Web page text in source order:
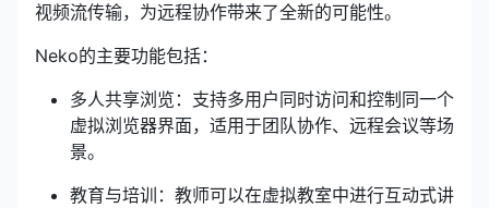
视频流传输，为远程协作带来了全新的可能性。
Neko的主要功能包括：
多人共享浏览：支持多用户同时访问和控制同一个
虚拟浏览器界面，适用于团队协作、远程会议等场
景。
教育与培训：教师可以在虚拟教室中进行互动式讲